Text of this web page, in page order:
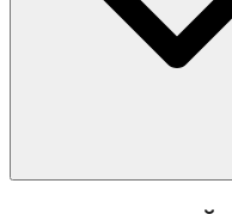
молитвы, включая
Многие общины